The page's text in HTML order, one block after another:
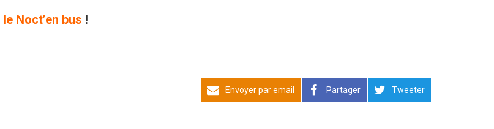
le Noct’en bus !
Envoyer par email Partager Tweeter